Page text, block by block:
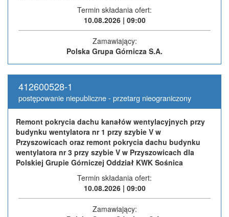
Termin składania ofert:
10.08.2026 | 09:00
Zamawiający:
Polska Grupa Górnicza S.A.
412600528-1
postępowanie niepubliczne - przetarg nieograniczony
Remont pokrycia dachu kanałów wentylacyjnych przy
budynku wentylatora nr 1 przy szybie V w
Przyszowicach oraz remont pokrycia dachu budynku
wentylatora nr 3 przy szybie V w Przyszowicach dla
Polskiej Grupie Górniczej Oddział KWK Sośnica
Termin składania ofert:
10.08.2026 | 09:00
Zamawiający: